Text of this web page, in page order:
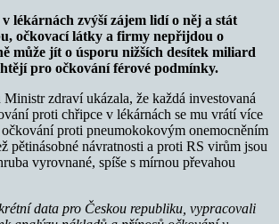
lékárnách zvýší zájem lidí o něj a stát
očkovací látky a firmy nepřijdou o
může jít o úsporu nižších desítek miliard
pro očkování férové podmínky.
zdraví ukázala, že každá investovaná
proti chřipce v lékárnách se mu vrátí více
očkování proti pneumokokovým onemocněním
pětinásobné návratnosti a proti RS virům jsou
vyrovnané, spíše s mírnou převahou
data pro Českou republiku, vypracovali